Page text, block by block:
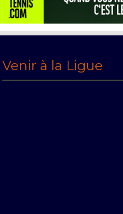
Venir à la Ligue